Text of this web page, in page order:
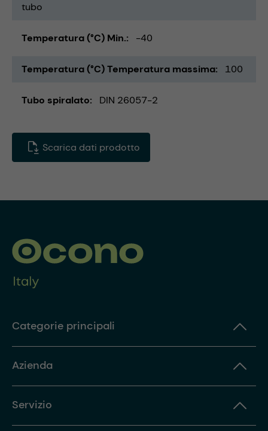
tubo
Temperatura (°C) Min. -40
Temperatura (°C) Temperatura massima 100
Tubo spiralato DIN 26057-2
Scarica dati prodotto
Categorie principali
Azienda
Servizio